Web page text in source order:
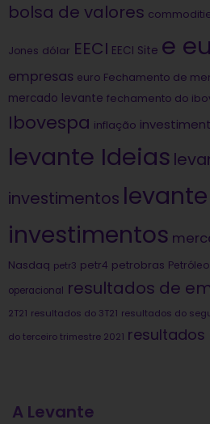
bolsa de valores
Jones dólar EECI EECI Site e
empresas euro Fechamento de
mercado levante fechamento do
Ibovespa inflação
levante Ideias
investimentos levante
investimentos
Nasdaq petr3 petr4 petrobras
operacional resultados de
2T21 resultados do 3T21 resultados do
do terceiro trimestre 2021
A Levante